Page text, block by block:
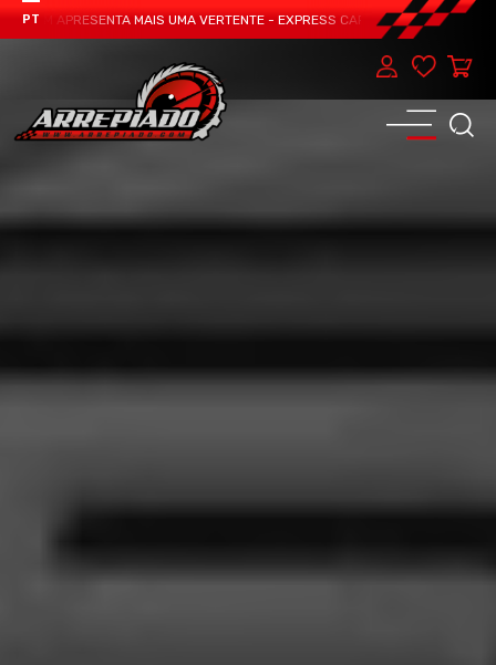
PTAPRESENTA MAIS UMA VERTENTE - EXPRESS CAR SERVICE,